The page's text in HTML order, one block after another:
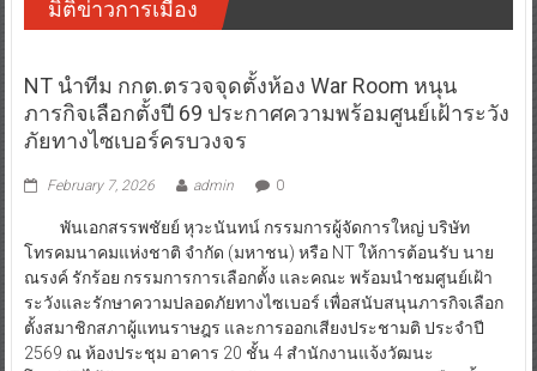
มิติข่าวการเมือง
ภารกิจเลือกตั้งปี 69 ประกาศความพร้อมศูนย์เฝ้าระวัง
ภัยทางไซเบอร์ครบวงจร
February 7, 2026 admin 0
พันเอกสรรพชัยย์ หุวะนันทน์ กรรมการผู้จัดการใหญ่ บริษัท
โทรคมนาคมแห่งชาติ จำกัด (มหาชน) หรือ NT ให้การต้อนรับ นาย
ณรงค์ รักร้อย กรรมการการเลือกตั้ง และคณะ พร้อมนำชมศูนย์เฝ้า